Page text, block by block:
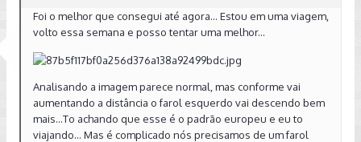
Foi o melhor que consegui até agora... Estou em uma viagem,
volto essa semana e posso tentar uma melhor...
Analisando a imagem parece normal, mas conforme vai
aumentando a distância o farol esquerdo vai descendo bem
mais...To achando que esse é o padrão europeu e eu to
viajando... Mas é complicado nós precisamos de um farol